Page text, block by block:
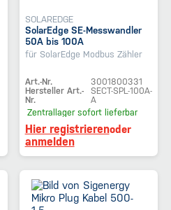
SOLAREDGE
SolarEdge SE-Messwandler
50A bis 100A
für SolarEdge Modbus Zähler
Art.-Nr.
3001800331
Hersteller Art.-
Nr.
SECT-SPL-100A-
A
Zentrallager sofort lieferbar
Hier registrierenoder
anmelden